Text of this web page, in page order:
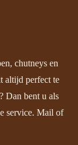
chutneys en
altijd perfect te
Dan bent u als
service. Mail of